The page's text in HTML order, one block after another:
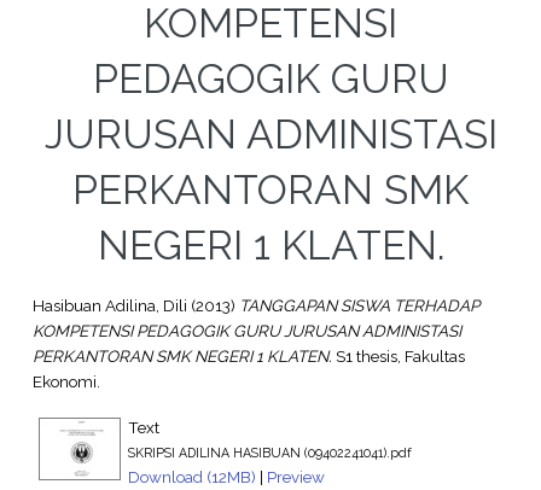
KOMPETENSI
PEDAGOGIK GURU
JURUSAN ADMINISTASI
PERKANTORAN SMK
NEGERI 1 KLATEN.
Hasibuan Adilina, Dili (2013) TANGGAPAN SISWA TERHADAP
KOMPETENSI PEDAGOGIK GURU JURUSAN ADMINISTASI
PERKANTORAN SMK NEGERI 1 KLATEN. S1 thesis, Fakultas
Ekonomi.
Text
SKRIPSI ADILINA HASIBUAN (09402241041).pdf
Download (12MB) | Preview